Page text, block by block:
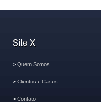
> Quem Somos
> Clientes e Cases
> Contato